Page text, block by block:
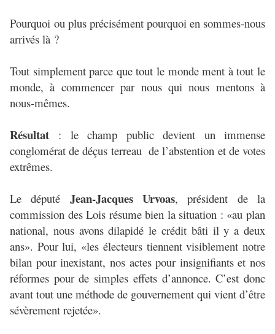
Pourquoi ou plus précisément pourquoi en sommes-nous
arrivés là ?
Tout simplement parce que tout le monde ment à tout le
monde, à commencer par nous qui nous mentons à
nous-mêmes.
Résultat : le champ public devient un immense
conglomérat de déçus terreau de l’abstention et de votes
extrêmes.
Le député Jean-Jacques Urvoas, président de la
commission des Lois résume bien la situation : «au plan
national, nous avons dilapidé le crédit bâti il y a deux
ans». Pour lui, «les électeurs tiennent visiblement notre
bilan pour inexistant, nos actes pour insignifiants et nos
réformes pour de simples effets d’annonce. C’est donc
avant tout une méthode de gouvernement qui vient d’être
sévèrement rejetée».